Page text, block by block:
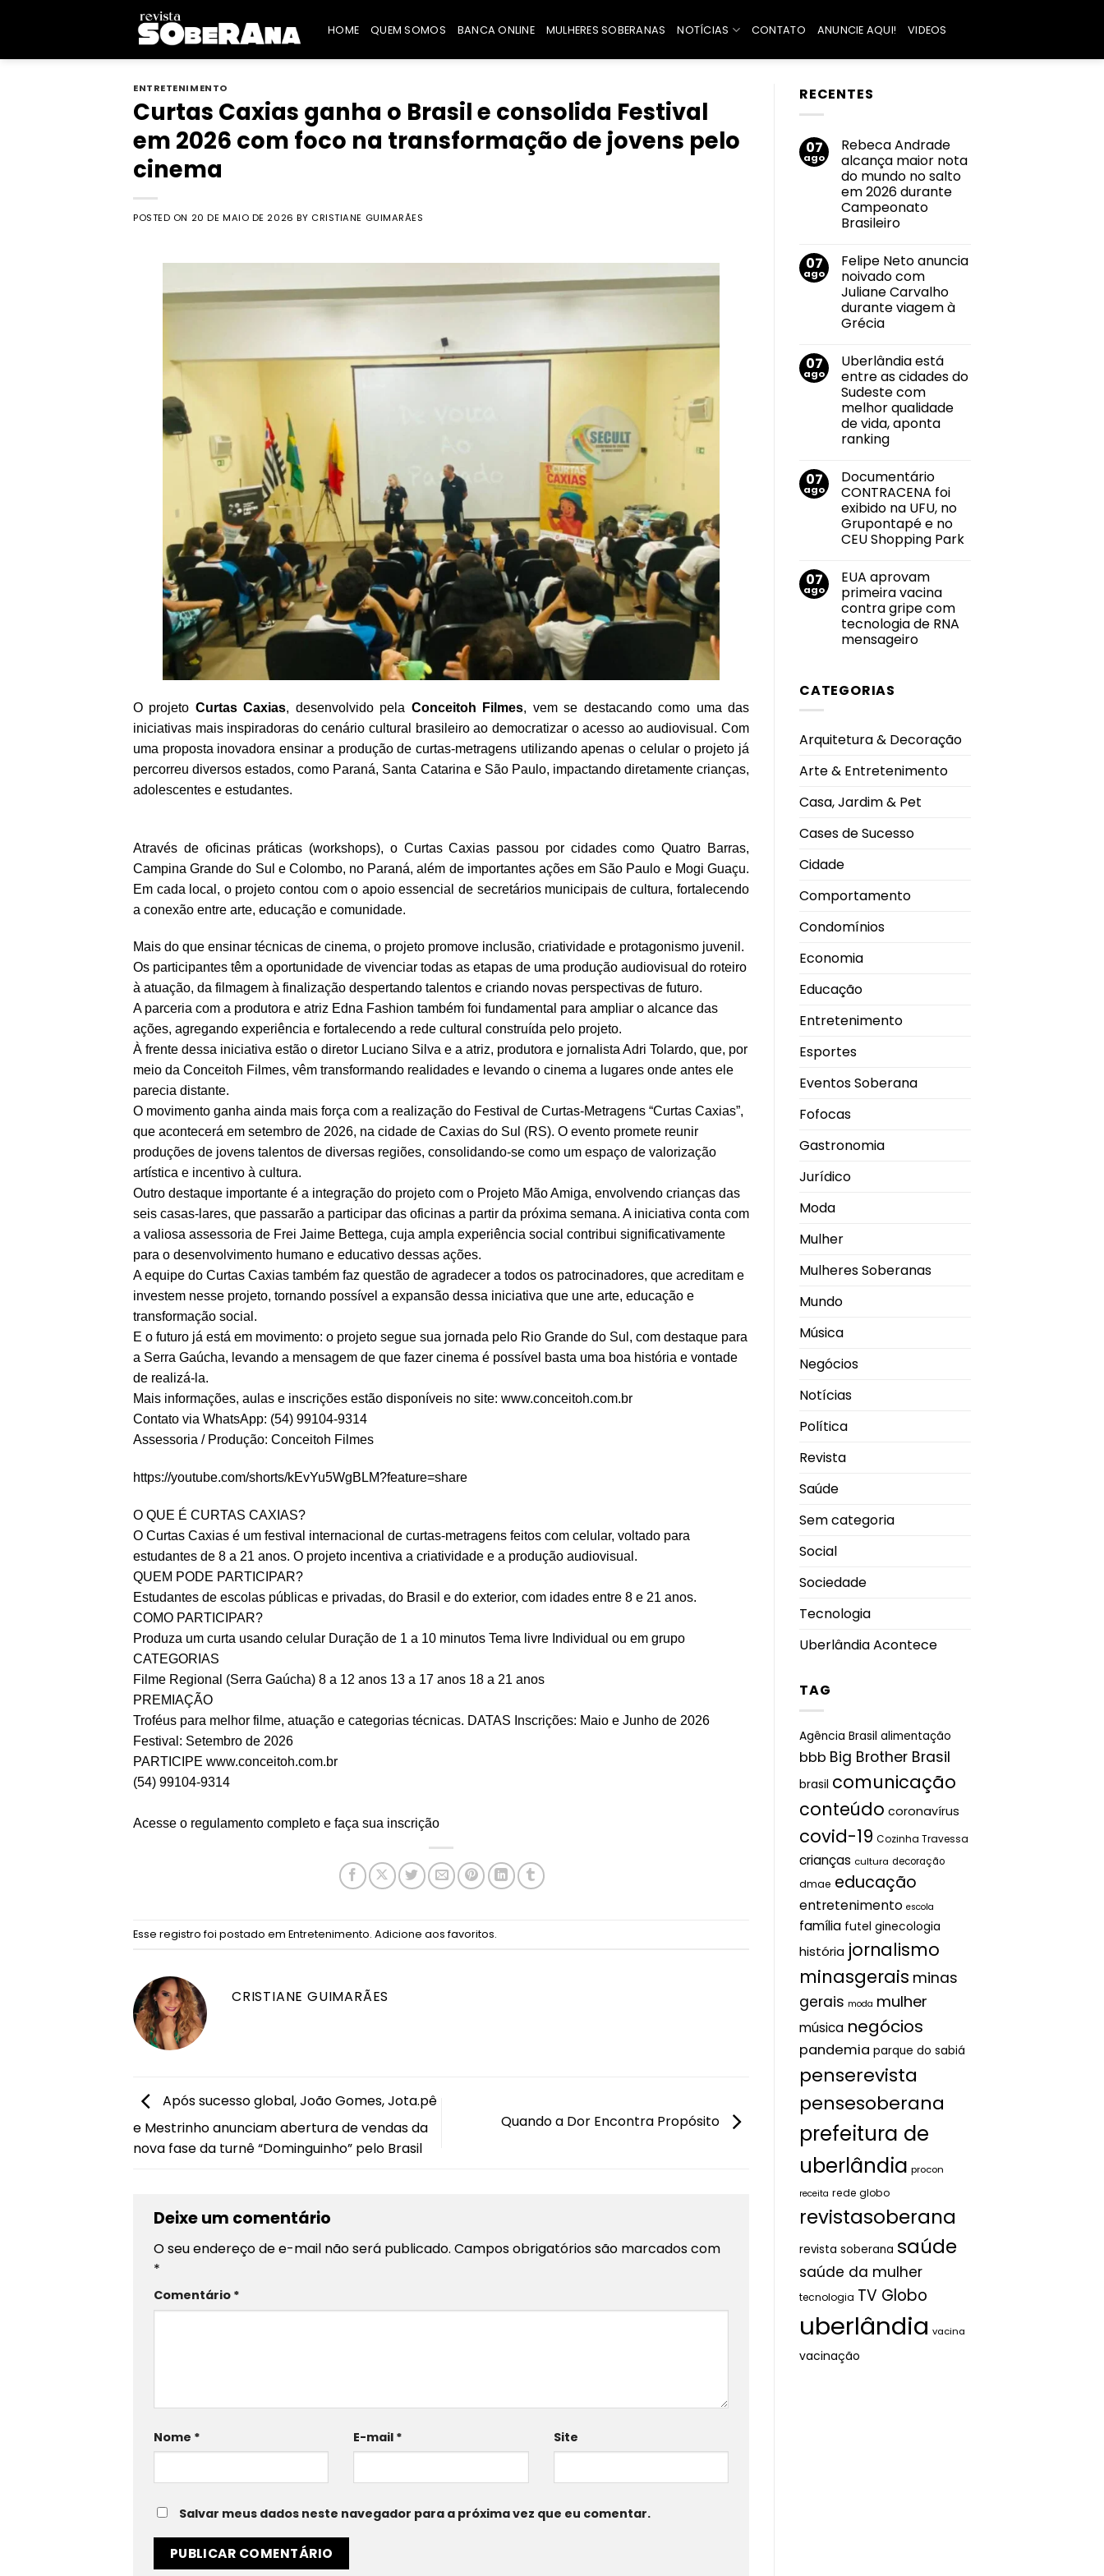
HOME QUEM SOMOS BANCA ONLINE MULHERES SOBERANAS NOTÍCIAS CONTATO ANUNCIE AQUI! VIDEOS
ENTRETENIMENTO
Curtas Caxias ganha o Brasil e consolida Festival
em 2026 com foco na transformação de jovens pelo
cinema
POSTED ON 20 DE MAIO DE 2026 BY CRISTIANE GUIMARÃES
O projeto Curtas Caxias, desenvolvido pela Conceitoh Filmes, vem se destacando como uma das
iniciativas mais inspiradoras do cenário cultural brasileiro ao democratizar o acesso ao audiovisual. Com
uma proposta inovadora ensinar a produção de curtas-metragens utilizando apenas o celular o projeto já
percorreu diversos estados, como Paraná, Santa Catarina e São Paulo, impactando diretamente crianças,
adolescentes e estudantes.
Através de oficinas práticas (workshops), o Curtas Caxias passou por cidades como Quatro Barras,
Campina Grande do Sul e Colombo, no Paraná, além de importantes ações em São Paulo e Mogi Guaçu.
Em cada local, o projeto contou com o apoio essencial de secretários municipais de cultura, fortalecendo
a conexão entre arte, educação e comunidade.
Mais do que ensinar técnicas de cinema, o projeto promove inclusão, criatividade e protagonismo juvenil.
Os participantes têm a oportunidade de vivenciar todas as etapas de uma produção audiovisual do roteiro
à atuação, da filmagem à finalização despertando talentos e criando novas perspectivas de futuro.
A parceria com a produtora e atriz Edna Fashion também foi fundamental para ampliar o alcance das
ações, agregando experiência e fortalecendo a rede cultural construída pelo projeto.
À frente dessa iniciativa estão o diretor Luciano Silva e a atriz, produtora e jornalista Adri Tolardo, que, por
meio da Conceitoh Filmes, vêm transformando realidades e levando o cinema a lugares onde antes ele
parecia distante.
O movimento ganha ainda mais força com a realização do Festival de Curtas-Metragens “Curtas Caxias”,
que acontecerá em setembro de 2026, na cidade de Caxias do Sul (RS). O evento promete reunir
produções de jovens talentos de diversas regiões, consolidando-se como um espaço de valorização
artística e incentivo à cultura.
Outro destaque importante é a integração do projeto com o Projeto Mão Amiga, envolvendo crianças das
seis casas-lares, que passarão a participar das oficinas a partir da próxima semana. A iniciativa conta com
a valiosa assessoria de Frei Jaime Bettega, cuja ampla experiência social contribui significativamente
para o desenvolvimento humano e educativo dessas ações.
A equipe do Curtas Caxias também faz questão de agradecer a todos os patrocinadores, que acreditam e
investem nesse projeto, tornando possível a expansão dessa iniciativa que une arte, educação e
transformação social.
E o futuro já está em movimento: o projeto segue sua jornada pelo Rio Grande do Sul, com destaque para
a Serra Gaúcha, levando a mensagem de que fazer cinema é possível basta uma boa história e vontade
de realizá-la.
Mais informações, aulas e inscrições estão disponíveis no site: www.conceitoh.com.br
Contato via WhatsApp: (54) 99104-9314
Assessoria / Produção: Conceitoh Filmes
https://youtube.com/shorts/kEvYu5WgBLM?feature=share
O QUE É CURTAS CAXIAS?
O Curtas Caxias é um festival internacional de curtas-metragens feitos com celular, voltado para
estudantes de 8 a 21 anos. O projeto incentiva a criatividade e a produção audiovisual.
QUEM PODE PARTICIPAR?
Estudantes de escolas públicas e privadas, do Brasil e do exterior, com idades entre 8 e 21 anos.
COMO PARTICIPAR?
Produza um curta usando celular Duração de 1 a 10 minutos Tema livre Individual ou em grupo
CATEGORIAS
Filme Regional (Serra Gaúcha) 8 a 12 anos 13 a 17 anos 18 a 21 anos
PREMIAÇÃO
Troféus para melhor filme, atuação e categorias técnicas. DATAS Inscrições: Maio e Junho de 2026
Festival: Setembro de 2026
PARTICIPE www.conceitoh.com.br
(54) 99104-9314
Acesse o regulamento completo e faça sua inscrição
Esse registro foi postado em Entretenimento. Adicione aos favoritos.
CRISTIANE GUIMARÃES
Após sucesso global, João Gomes, Jota.pê
e Mestrinho anunciam abertura de vendas da
nova fase da turnê “Dominguinho” pelo Brasil
Quando a Dor Encontra Propósito
Deixe um comentário
O seu endereço de e-mail não será publicado. Campos obrigatórios são marcados com
*
Comentário *
Nome * E-mail * Site
Salvar meus dados neste navegador para a próxima vez que eu comentar.
RECENTES
07
ago
Rebeca Andrade
alcança maior nota
do mundo no salto
em 2026 durante
Campeonato
Brasileiro
em
Rebeca
Andrade
alcança
maior
nota
do
salto
em
2026
durante
Campeonato
Brasileiro
07
ago
Felipe Neto anuncia
noivado com
Juliane Carvalho
durante viagem à
Grécia
em
Felipe
Neto
anuncia
noivado
com
Juliane
Carvalho
durante
Grécia
07
ago
Uberlândia está
entre as cidades do
Sudeste com
melhor qualidade
de vida, aponta
ranking
em
Uberlândia
está
entre
as
cidades
do
melhor
qualidade
de
vida,
aponta
ranking
07
ago
Documentário
CONTRACENA foi
exibido na UFU, no
Grupontapé e no
CEU Shopping Park
em
Documentário
CONTRACENA
foi
exibido
na
UFU,
no
CEU
07
ago
EUA aprovam
primeira vacina
contra gripe com
tecnologia de RNA
mensageiro
EUA
aprovam
gripe
de
mensageiro
CATEGORIAS
Arquitetura & Decoração
Arte & Entretenimento
Casa, Jardim & Pet
Cases de Sucesso
Cidade
Comportamento
Condomínios
Economia
Educação
Entretenimento
Esportes
Eventos Soberana
Fofocas
Gastronomia
Jurídico
Moda
Mulher
Mulheres Soberanas
Mundo
Música
Negócios
Notícias
Política
Revista
Saúde
Sem categoria
Social
Sociedade
Tecnologia
Uberlândia Acontece
TAG
Agência Brasil alimentação
bbb Big Brother Brasil
brasil comunicação
conteúdo coronavírus
covid-19 Cozinha Travessa
crianças cultura decoração
dmae educação
entretenimento escola
família futel ginecologia
história jornalismo
minasgerais minas
gerais moda mulher
música negócios
pandemia parque do sabiá
penserevista
pensesoberana
prefeitura de
uberlândia procon
receita rede globo
revistasoberana
revista soberana saúde
saúde da mulher
tecnologia TV Globo
uberlândia vacina
vacinação